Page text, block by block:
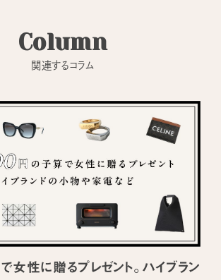
Column
関連するコラム
女性に贈るプレゼント。ハイブラン